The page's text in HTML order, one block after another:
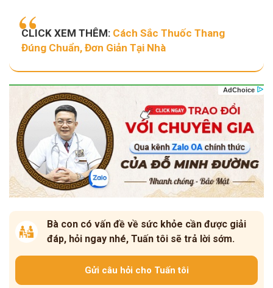
CLICK XEM THÊM: Cách Sắc Thuốc Thang
Đúng Chuẩn, Đơn Giản Tại Nhà
Bà con có vấn đề về sức khỏe cần được giải
đáp, hỏi ngay nhé, Tuấn tôi sẽ trả lời sớm.
Gửi câu hỏi cho Tuấn tôi